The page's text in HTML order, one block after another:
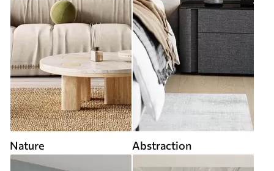
Nature Abstraction